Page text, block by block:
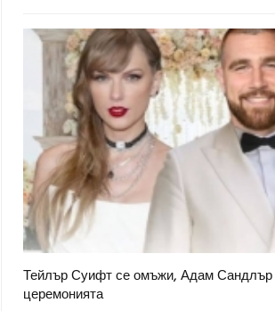
Тейлър Суифт се омъжи, Адам
церемонията